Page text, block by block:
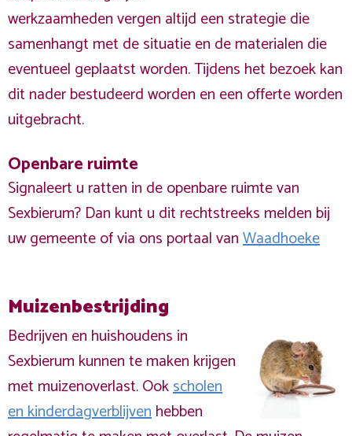
werkzaamheden vergen altijd een strategie die
samenhangt met de situatie en de materialen die
eventueel geplaatst worden. Tijdens het bezoek kan
dit nader bestudeerd worden en een offerte worden
uitgebracht.
Openbare ruimte
Signaleert u ratten in de openbare ruimte van
Sexbierum? Dan kunt u dit rechtstreeks melden bij
uw gemeente of via ons portaal vanWaadhoeke
Muizenbestrijding
Bedrijven en huishoudens in
Sexbierum kunnen te maken krijgen
met muizenoverlast. Ookscholen
en kinderdagverblijvenhebben